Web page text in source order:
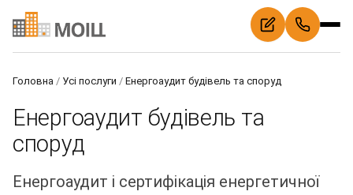
Головна / Усі послуги / Енергоаудит будівель та споруд
Енергоаудит будівель та
споруд
Енергоаудит і сертифікація енергетичної